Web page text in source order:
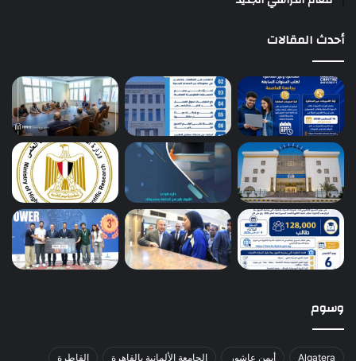
أحدث المقالات
وسوم
Alqatera أيمن عاشور الجامعة الألمانية بالقاهرة القاطرة